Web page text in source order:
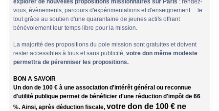
vous, évènements, parcours d'expérimentations et d'enseignement ... le
tout grâce au soutien d'une quarantaine de jeunes actifs offrant
bénévolement leur temps libre pour la mission.
La majorité des propositions du pole mission sont gratuites et doivent
rester accessibles à tous et sans publicité, votre don même modeste
permettra de pérenniser les propositions.
BON A SAVOIR
Un don de 100 € à une association d'intérêt général ou reconnue
d'utilité publique permet de bénéficier d'une réduction d'impôt de 66
%. Ainsi, après déduction fiscale, votre don de 100 € ne